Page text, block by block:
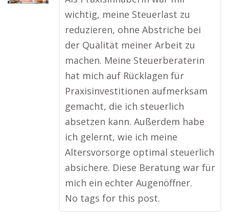
wichtig, meine Steuerlast zu
reduzieren, ohne Abstriche bei
der Qualität meiner Arbeit zu
machen. Meine Steuerberaterin
hat mich auf Rücklagen für
Praxisinvestitionen aufmerksam
gemacht, die ich steuerlich
absetzen kann. Außerdem habe
ich gelernt, wie ich meine
Altersvorsorge optimal steuerlich
absichere. Diese Beratung war für
mich ein echter Augenöffner.
No tags for this post.